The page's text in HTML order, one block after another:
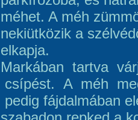
méhet. A méh
nekiütközik a
elkapja.
Markában tartva
csípést. A méh
pedig fájdalmában